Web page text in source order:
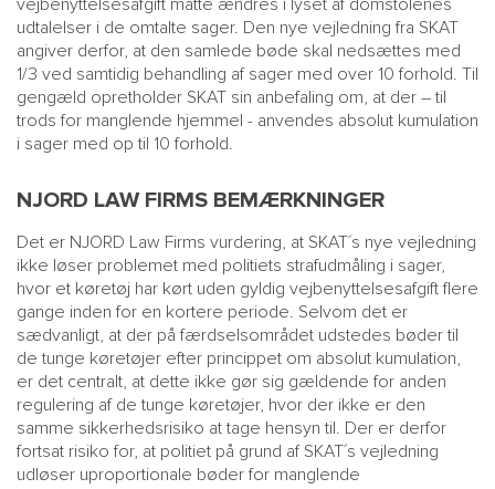
vejbenyttelsesafgift måtte ændres i lyset af domstolenes
udtalelser i de omtalte sager. Den nye vejledning fra SKAT
angiver derfor, at den samlede bøde skal nedsættes med
1/3 ved samtidig behandling af sager med over 10 forhold. Til
gengæld opretholder SKAT sin anbefaling om, at der – til
trods for manglende hjemmel - anvendes absolut kumulation
i sager med op til 10 forhold.
NJORD LAW FIRMS BEMÆRKNINGER
Det er NJORD Law Firms vurdering, at SKAT´s nye vejledning
ikke løser problemet med politiets strafudmåling i sager,
hvor et køretøj har kørt uden gyldig vejbenyttelsesafgift flere
gange inden for en kortere periode. Selvom det er
sædvanligt, at der på færdselsområdet udstedes bøder til
de tunge køretøjer efter princippet om absolut kumulation,
er det centralt, at dette ikke gør sig gældende for anden
regulering af de tunge køretøjer, hvor der ikke er den
samme sikkerhedsrisiko at tage hensyn til. Der er derfor
fortsat risiko for, at politiet på grund af SKAT´s vejledning
udløser uproportionale bøder for manglende